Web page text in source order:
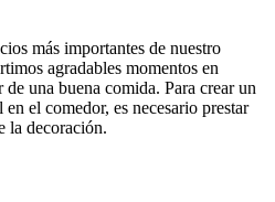
más importantes de nuestro
agradables momentos en
una buena comida. Para crear un
el comedor, es necesario prestar
la decoración.